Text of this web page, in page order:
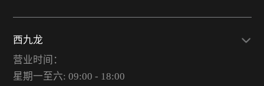
西九龙
营业时间：
星期一至六: 09:00 - 18:00